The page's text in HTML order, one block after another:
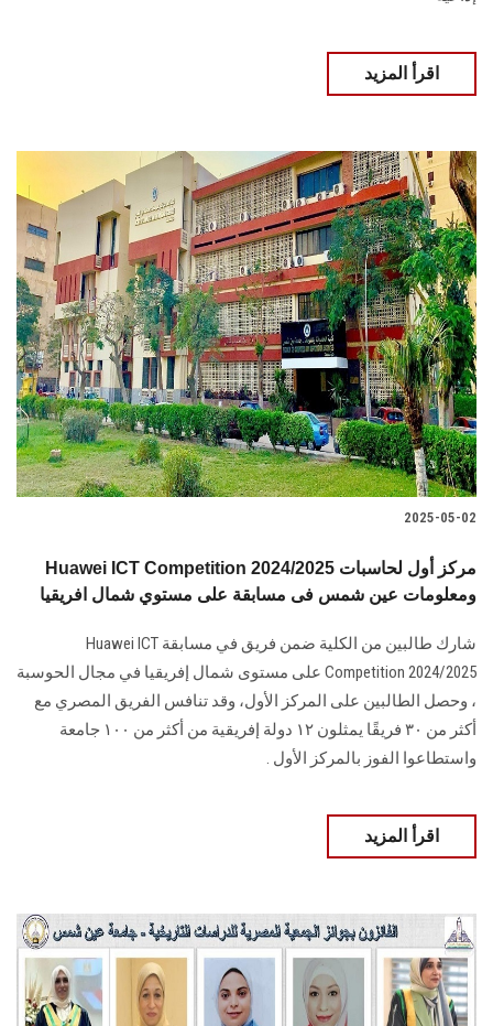
اقرأ المزيد
2025-05-02
Huawei ICT Competition 2024/2025 مركز أول لحاسبات
ومعلومات عين شمس فى مسابقة على مستوي شمال افريقيا
شارك طالبين من الكلية ضمن فريق في مسابقة Huawei ICT
Competition 2024/2025 على مستوى شمال إفريقيا في مجال الحوسبة
، وحصل الطالبين على المركز الأول، وقد تنافس الفريق المصري مع
أكثر من ٣٠ فريقًا يمثلون ١٢ دولة إفريقية من أكثر من ١٠٠ جامعة
واستطاعوا الفوز بالمركز الأول .
اقرأ المزيد